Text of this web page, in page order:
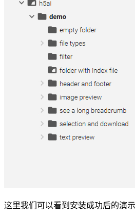
这里我们可以看到安装成功后的演示